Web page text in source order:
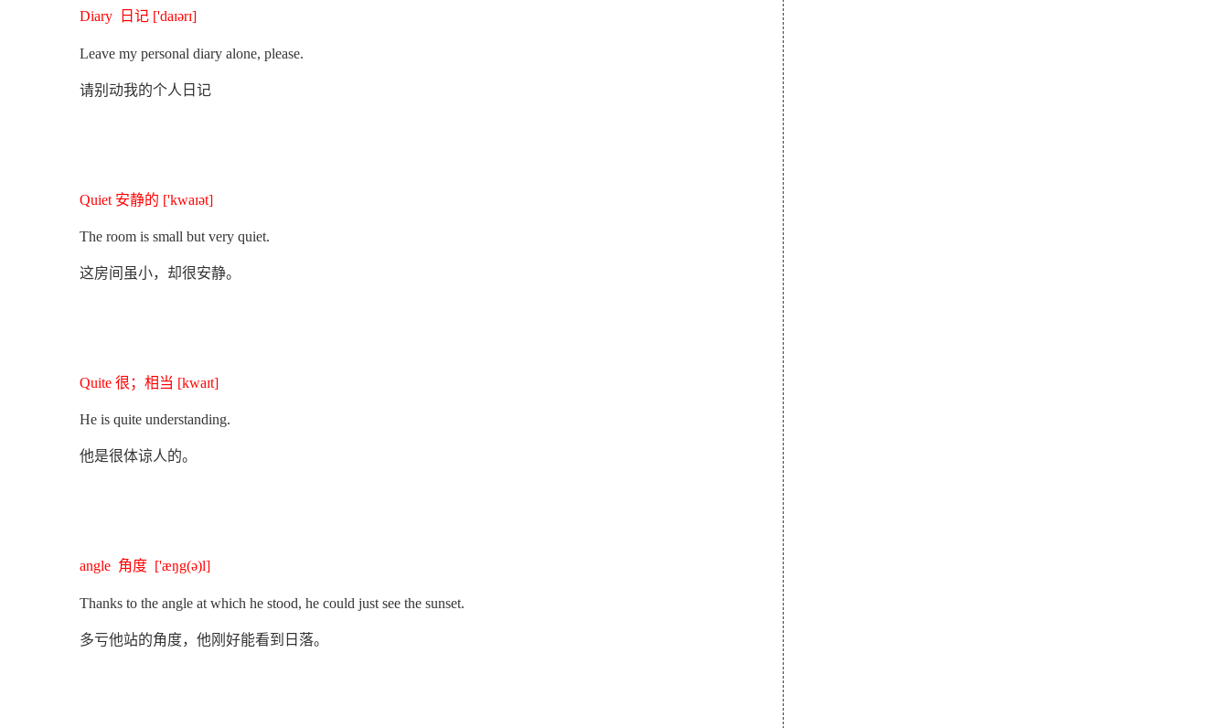
Diary 日记 ['daɪərɪ]
Leave my personal diary alone, please.
请别动我的个人日记
Quiet 安静的 ['kwaɪət]
The room is small but very quiet.
这房间虽小，却很安静。
Quite 很；相当 [kwaɪt]
He is quite understanding.
他是很体谅人的。
angle 角度 ['æŋg(ə)l]
Thanks to the angle at which he stood, he could just see the sunset.
多亏他站的角度，他刚好能看到日落。